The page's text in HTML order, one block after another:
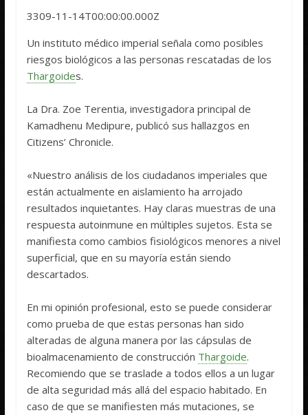
3309-11-14T00:00:00.000Z
Un instituto médico imperial señala como posibles
riesgos biológicos a las personas rescatadas de los
Thargoides.
La Dra. Zoe Terentia, investigadora principal de
Kamadhenu Medipure, publicó sus hallazgos en
Citizens’ Chronicle.
«Nuestro análisis de los ciudadanos imperiales que
están actualmente en aislamiento ha arrojado
resultados inquietantes. Hay claras muestras de una
respuesta autoinmune en múltiples sujetos. Esta se
manifiesta como cambios fisiológicos menores a nivel
superficial, que en su mayoría están siendo
descartados.
En mi opinión profesional, esto se puede considerar
como prueba de que estas personas han sido
alteradas de alguna manera por las cápsulas de
bioalmacenamiento de construcción Thargoide.
Recomiendo que se traslade a todos ellos a un lugar
de alta seguridad más allá del espacio habitado. En
caso de que se manifiesten más mutaciones, se